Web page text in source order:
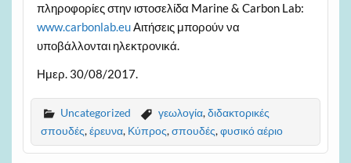
πληροφορίες στην ιστοσελίδα Marine & Carbon Lab:
www.carbonlab.euΑιτήσεις μπορούν να
υποβάλλονται ηλεκτρονικά.
Ημερ. 30/08/2017.
Uncategorized γεωλογία,διδακτορικές
σπουδές,έρευνα, Κύπρος,σπουδές,φυσικό αέριο